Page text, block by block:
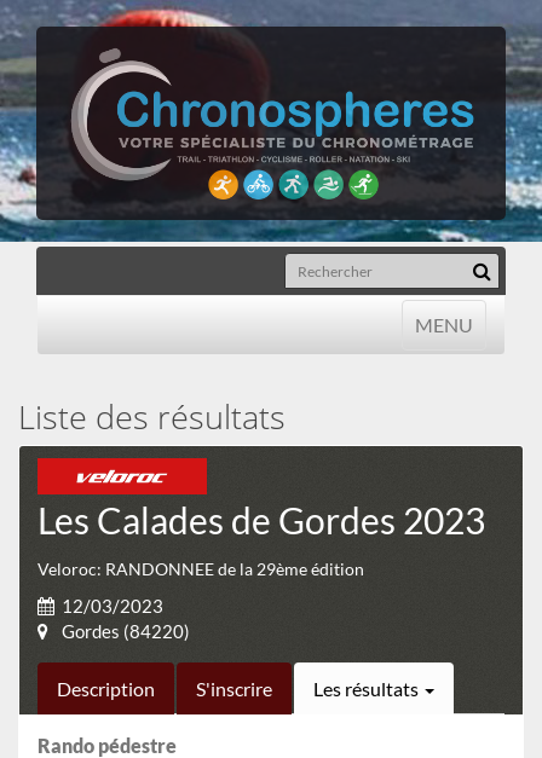
MENU
MENU
Liste des résultats
Les Calades de Gordes 2023
Veloroc: RANDONNEE de la 29ème édition
12/03/2023
Gordes (84220)
Description S'inscrire Les résultats
Rando pédestre